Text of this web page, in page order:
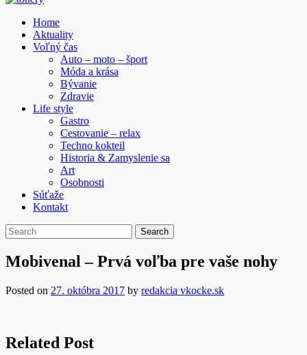
Home
Aktuality
Voľný čas
Auto – moto – šport
Móda a krása
Bývanie
Zdravie
Life style
Gastro
Cestovanie – relax
Techno kokteil
Historia & Zamyslenie sa
Art
Osobnosti
Súťaže
Kontakt
Mobivenal – Prvá voľba pre vaše nohy
Posted on 27. októbra 2017 by redakcia vkocke.sk
Related Post